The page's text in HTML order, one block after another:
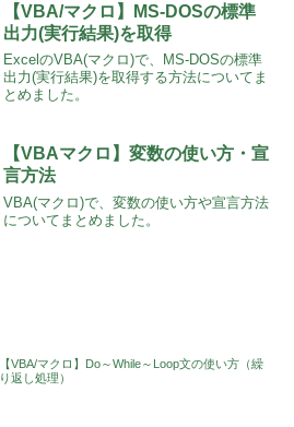
【VBA/マクロ】MS-DOSの標準
出力(実行結果)を取得
ExcelのVBA(マクロ)で、MS-DOSの標準
出力(実行結果)を取得する方法についてま
とめました。
【VBAマクロ】変数の使い方・宣
言方法
VBA(マクロ)で、変数の使い方や宣言方法
についてまとめました。
【VBA/マクロ】Do～While～Loop文の使い方（繰
り返し処理）